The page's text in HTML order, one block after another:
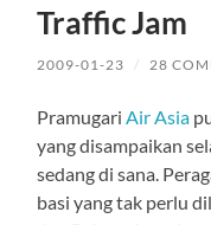
Traffic Jam
2009-01-23 / 28
Pramugari Air Asia
yang disampaikan
sedang di sana.
basi yang tak perlu